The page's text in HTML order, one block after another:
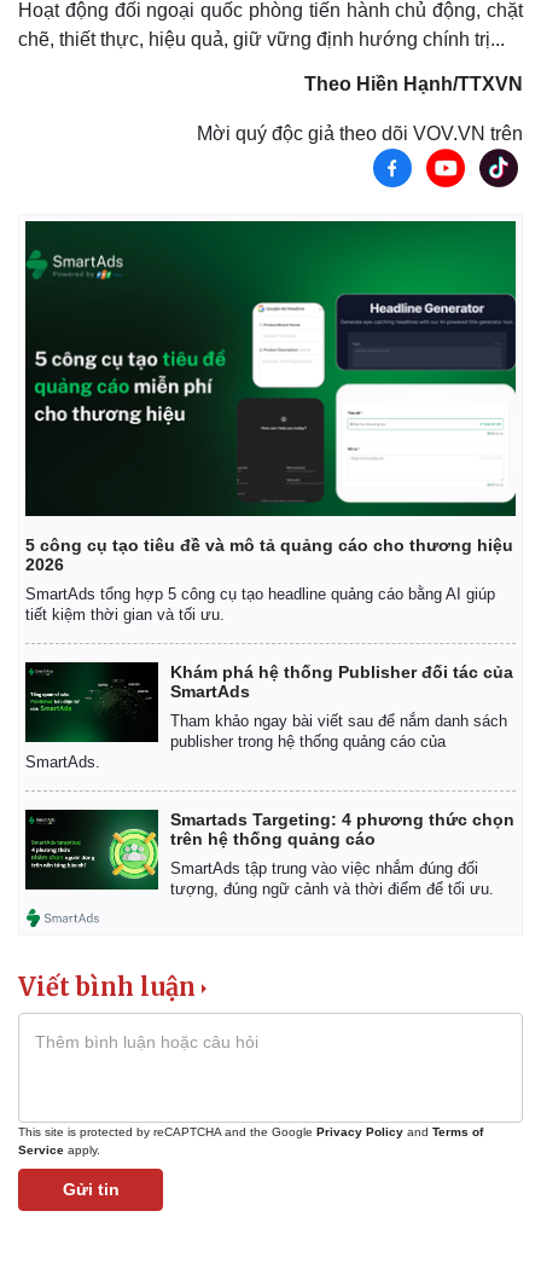
Sức khỏe
Dinh dưỡng - món ngon
Cây thuốc
Sản phụ khoa
Nhi khoa
Nam khoa
Làm đẹp - giảm cân
Phòng mạch online
Ăn sạch sống khỏe
Blog
Tình yêu - Gia đình
Hoạt động đối ngoại quốc phòng tiến hành chủ động, chặt
chẽ, thiết thực, hiệu quả, giữ vững định hướng chính trị...
Theo Hiền Hạnh/TTXVN
Mời quý độc giả theo dõi VOV.VN trên
5 công cụ tạo tiêu đề và mô tả quảng cáo cho thương hiệu
2026
SmartAds tổng hợp 5 công cụ tạo headline quảng cáo bằng AI giúp
tiết kiệm thời gian và tối ưu.
Khám phá hệ thống Publisher đối tác của
SmartAds
Tham khảo ngay bài viết sau để nắm danh sách
publisher trong hệ thống quảng cáo của
SmartAds.
Smartads Targeting: 4 phương thức chọn
trên hệ thống quảng cáo
SmartAds tập trung vào việc nhắm đúng đối
tượng, đúng ngữ cảnh và thời điểm để tối ưu.
Viết bình luận
This site is protected by reCAPTCHA and the Google Privacy Policy and Terms of
Service apply.
Gửi tin